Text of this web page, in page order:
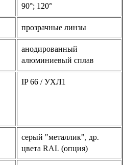
90°; 120°
прозрачные линзы
анодированный
алюминиевый сплав
IP 66 / УХЛ1
серый "металлик", др.
цвета RAL (опция)